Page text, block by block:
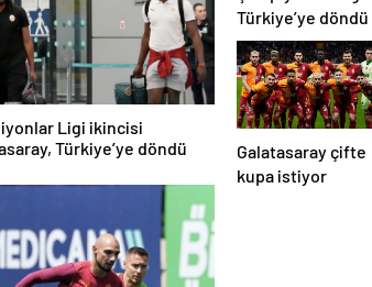
Ligi ikincisi
Türkiye’ye döndü
Türkiye’ye döndü
Galatasaray çifte
kupa istiyor